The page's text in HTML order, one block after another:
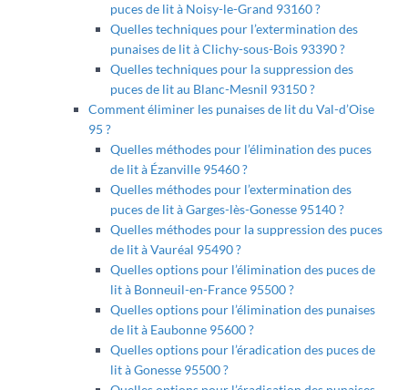
puces de lit à Noisy-le-Grand 93160 ?
Quelles techniques pour l’extermination des
punaises de lit à Clichy-sous-Bois 93390 ?
Quelles techniques pour la suppression des
puces de lit au Blanc-Mesnil 93150 ?
Comment éliminer les punaises de lit du Val-d’Oise
95 ?
Quelles méthodes pour l’élimination des puces
de lit à Ézanville 95460 ?
Quelles méthodes pour l’extermination des
puces de lit à Garges-lès-Gonesse 95140 ?
Quelles méthodes pour la suppression des puces
de lit à Vauréal 95490 ?
Quelles options pour l’élimination des puces de
lit à Bonneuil-en-France 95500 ?
Quelles options pour l’élimination des punaises
de lit à Eaubonne 95600 ?
Quelles options pour l’éradication des puces de
lit à Gonesse 95500 ?